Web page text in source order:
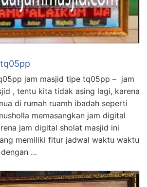
jam masjid tipe tq05pp – jam
, tentu kita tidak asing lagi, karena
di rumah ruamh ibadah seperti
memasangkan jam digital
jam digital sholat masjid ini
memiliki fitur jadwal waktu waktu
…